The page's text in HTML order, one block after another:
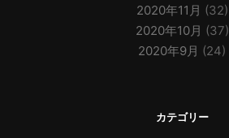
2020年11月 (32)
2020年10月 (37)
2020年9月 (24)
カテゴリー